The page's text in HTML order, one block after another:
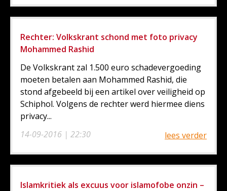
Rechter: Volkskrant schond met foto privacy
Mohammed Rashid
14-09-2016 | 22:30
De Volkskrant zal 1.500 euro schadevergoeding
moeten betalen aan Mohammed Rashid, die
stond afgebeeld bij een artikel over veiligheid op
Schiphol. Volgens de rechter werd hiermee diens
privacy...
lees verder
Islamkritiek als excuus voor islamofobe onzin –